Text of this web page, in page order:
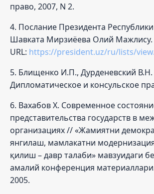
право, 2007, N 2.
4. Послание Президента
Шавката Мирзиёева Олий Мажлису.
URL: https://president.uz/ru/lists/
5. Блищенко И.П., Дурденевский В.Н.
Дипломатическое и консульское
6. Вахабов Х. Современное
представительства государств в
организациях // «Жамиятни
янгилаш, мамлакатни
қилиш – давр талаби» мавзуидаги
амалий конференция
2005.